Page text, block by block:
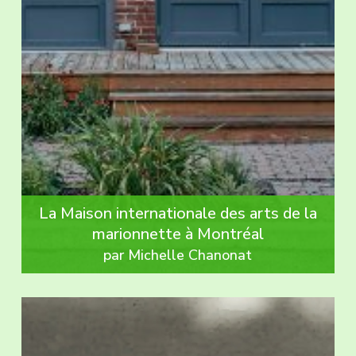
La Maison internationale des arts de la
marionnette à Montréal
par Michelle Chanonat